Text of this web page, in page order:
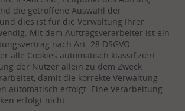
die getroffene Auswahl der
dies ist für die Verwaltung Ihrer
Mit dem Auftragsverarbeiter ist ein
nach Art. 28 DSGVO
alle Cookies automatisch klassifiziert
der Nutzer allein zu dem Zweck
damit die korrekte Verwaltung
automatisch erfolgt. Eine Verarbeitung
erfolgt nicht.